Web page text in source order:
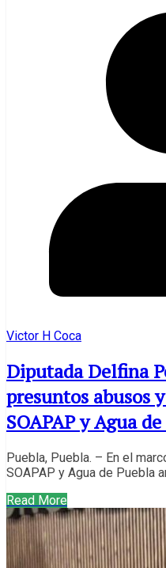
Victor H Coca
Diputada Delfina
presuntos abusos
SOAPAP y Agua
Puebla, Puebla. – En el
SOAPAP y Agua de Puebla
Read More